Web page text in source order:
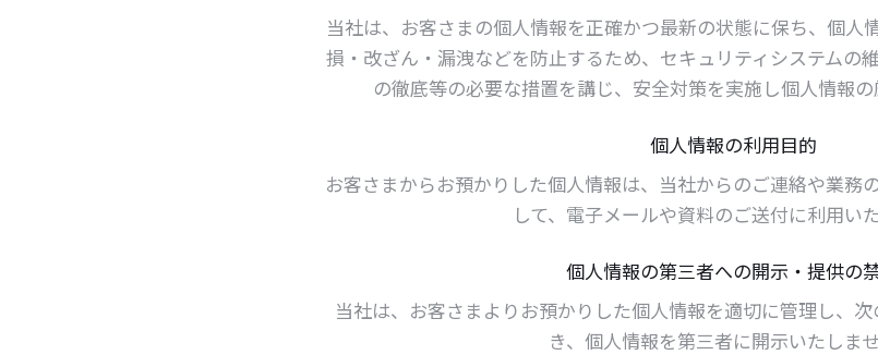
当社は、お客さまの個人情報を正確かつ最新の状態に保ち、個人
損・改ざん・漏洩などを防止するため、セキュリティシステムの
の徹底等の必要な措置を講じ、安全対策を実施し個人情報の
個人情報の利用目的
お客さまからお預かりした個人情報は、当社からのご連絡や業務
して、電子メールや資料のご送付に利用いた
個人情報の第三者への開示・提供の
当社は、お客さまよりお預かりした個人情報を適切に管理し、
き、個人情報を第三者に開示いたしませ